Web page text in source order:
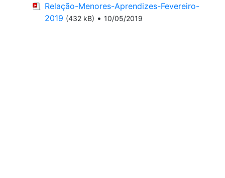
Relação-Menores-Aprendizes-Fevereiro-
2019 (432 kB) • 10/05/2019